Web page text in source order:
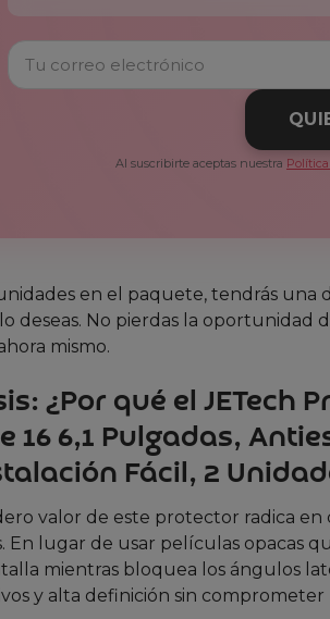
Al suscribirte aceptas nuestra
en el paquete, tendrás
lo deseas. No pierdas la
mismo.
¿Por qué el JETech
16 6,1 Pulgadas,
Fácil, 2
valor de este protector radica
En lugar de usar películas opacas
mientras bloquea los ángulos
y alta definición sin comprometer